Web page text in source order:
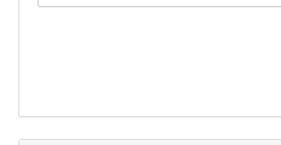
EIN.